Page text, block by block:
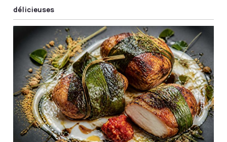
intérieurs et faire
voyager vos proches.
plaisir ou se faire plaisir.
⛩️ EN DIRECT D’ASIE - La
Chineuse est une
marque française qui
source et importe des
objets traditionnels
asiatiques. Services à
thé, jardins japonais,
bijoux, statuettes,
calligraphies, décos
délicieuses